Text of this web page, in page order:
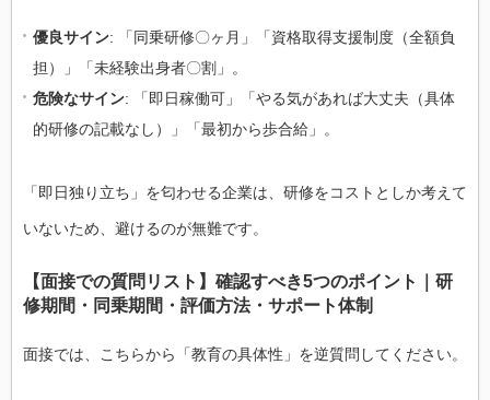
優良サイン: 「同乗研修〇ヶ月」「資格取得支援制度（全額負
担）」「未経験出身者〇割」。
危険なサイン: 「即日稼働可」「やる気があれば大丈夫（具体
的研修の記載なし）」「最初から歩合給」。
「即日独り立ち」を匂わせる企業は、研修をコストとしか考えて
いないため、避けるのが無難です。
【面接での質問リスト】確認すべき5つのポイント｜研
修期間・同乗期間・評価方法・サポート体制
面接では、こちらから「教育の具体性」を逆質問してください。